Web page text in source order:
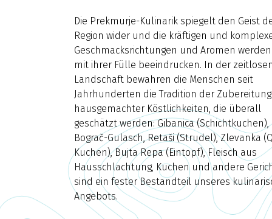
Die Prekmurje-Kulinarik spiegelt den Geist
Region wider und die kräftigen und
Geschmacksrichtungen und Aromen werden
mit ihrer Fülle beeindrucken. In der zeitlosen
Landschaft bewahren die Menschen seit
Jahrhunderten die Tradition der Zubereitung
hausgemachter Köstlichkeiten, die überall
geschätzt werden: Gibanica (Schichtkuchen),
Bograč-Gulasch, Retaši (Strudel), Zlevanka
Kuchen), Bujta Repa (Eintopf), Fleisch aus
Hausschlachtung, Kuchen und andere
sind ein fester Bestandteil unseres
Angebots.